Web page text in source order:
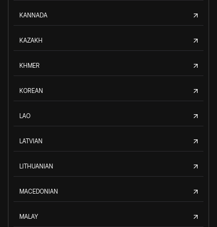
KANNADA
KAZAKH
KHMER
KOREAN
LAO
LATVIAN
LITHUANIAN
MACEDONIAN
MALAY